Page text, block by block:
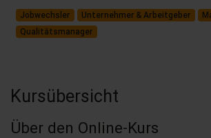
Jobwechsler Unternehmer & Arbeitgeber
Qualitätsmanager
Kursübersicht
Über den Online-Kurs